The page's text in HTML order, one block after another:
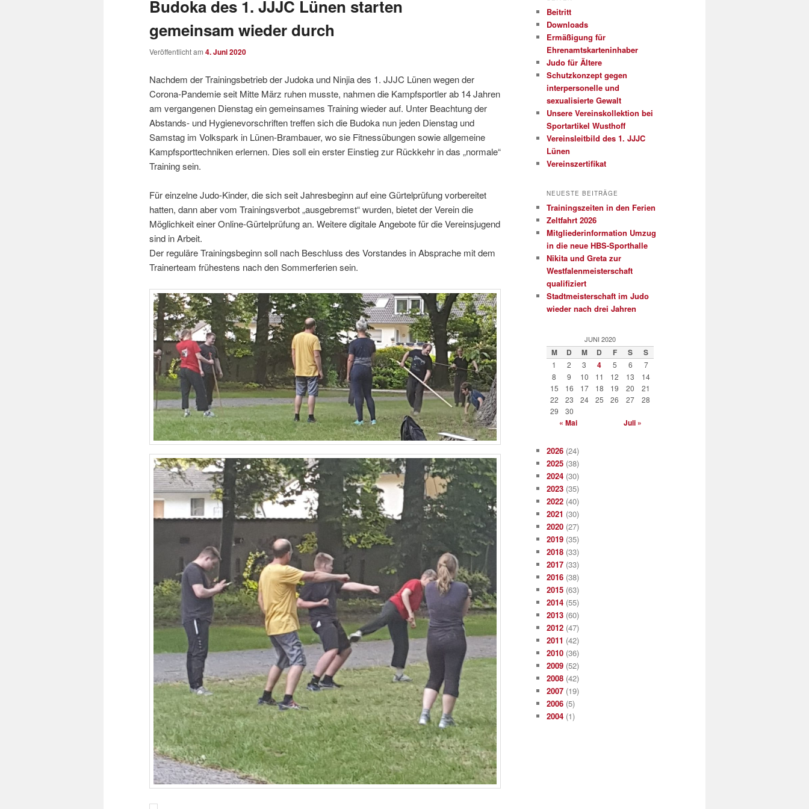
Budoka des 1. JJJC Lünen starten
gemeinsam wieder durch
Veröffentlicht am 4. Juni 2020
Nachdem der Trainingsbetrieb der Judoka und Ninjia des 1. JJJC Lünen wegen der
Corona-Pandemie seit Mitte März ruhen musste, nahmen die Kampfsportler ab 14 Jahren
am vergangenen Dienstag ein gemeinsames Training wieder auf. Unter Beachtung der
Abstands- und Hygienevorschriften treffen sich die Budoka nun jeden Dienstag und
Samstag im Volkspark in Lünen-Brambauer, wo sie Fitnessübungen sowie allgemeine
Kampfsporttechniken erlernen. Dies soll ein erster Einstieg zur Rückkehr in das „normale“
Training sein.
Für einzelne Judo-Kinder, die sich seit Jahresbeginn auf eine Gürtelprüfung vorbereitet
hatten, dann aber vom Trainingsverbot „ausgebremst“ wurden, bietet der Verein die
Möglichkeit einer Online-Gürtelprüfung an. Weitere digitale Angebote für die Vereinsjugend
sind in Arbeit.
Der reguläre Trainingsbeginn soll nach Beschluss des Vorstandes in Absprache mit dem
Trainerteam frühestens nach den Sommerferien sein.
Beitritt
Downloads
Ermäßigung für
Ehrenamtskarteninhaber
Judo für Ältere
Schutzkonzept gegen
interpersonelle und
sexualisierte Gewalt
Unsere Vereinskollektion bei
Sportartikel Wusthoff
Vereinsleitbild des 1. JJJC
Lünen
Vereinszertifikat
NEUESTE BEITRÄGE
Trainingszeiten in den Ferien
Zeltfahrt 2026
Mitgliederinformation Umzug
in die neue HBS-Sporthalle
Nikita und Greta zur
Westfalenmeisterschaft
qualifiziert
Stadtmeisterschaft im Judo
wieder nach drei Jahren
JUNI 2020
M D M D F S S
1 2 3 4 5 6
7
8
9 10 11 12 13
14
15
16 17 18 19 20
21
22
23 24 25 26 27
28
29
30
« Mai Juli »
2026 (24)
2025 (38)
2024 (30)
2023 (35)
2022 (40)
2021 (30)
2020 (27)
2019 (35)
2018 (33)
2017 (33)
2016 (38)
2015 (63)
2014 (55)
2013 (60)
2012 (47)
2011 (42)
2010 (36)
2009 (52)
2008 (42)
2007 (19)
2006 (5)
2004 (1)